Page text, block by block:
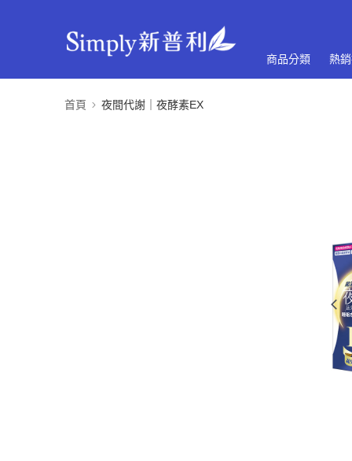
商品分類 熱
首頁 夜間代謝｜夜酵素EX